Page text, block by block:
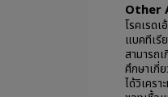
Other
โรคเรด
แบคทีเรี
สามารถ
ศึกษาเกี่
ได้วิเคร